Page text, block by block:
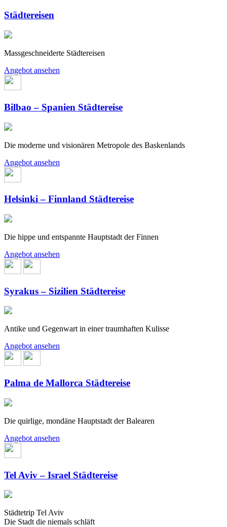
Städtereisen
Massgeschneiderte Städtereisen
Angebot ansehen
Bilbao – Spanien Städtereise
Die moderne und visionären Metropole des Baskenlands
Angebot ansehen
Helsinki – Finnland Städtereise
Die hippe und entspannte Hauptstadt der Finnen
Angebot ansehen
Syrakus – Sizilien Städtereise
Antike und Gegenwart in einer traumhaften Kulisse
Angebot ansehen
Palma de Mallorca Städtereise
Die quirlige, mondäne Hauptstadt der Balearen
Angebot ansehen
Tel Aviv – Israel Städtereise
Städtetrip Tel Aviv
Die Stadt die niemals schläft